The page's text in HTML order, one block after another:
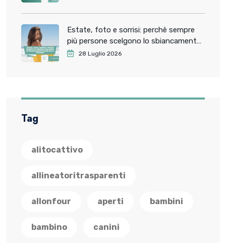
Estate, foto e sorrisi: perchè sempre
più persone scelgono lo sbiancamento
dentale prima delle vacanze
28 Luglio 2026
Tag
alitocattivo
allineatoritrasparenti
allonfour aperti bambini
bambino canini